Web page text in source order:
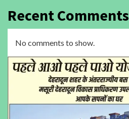
Recent Comments
No comments to show.